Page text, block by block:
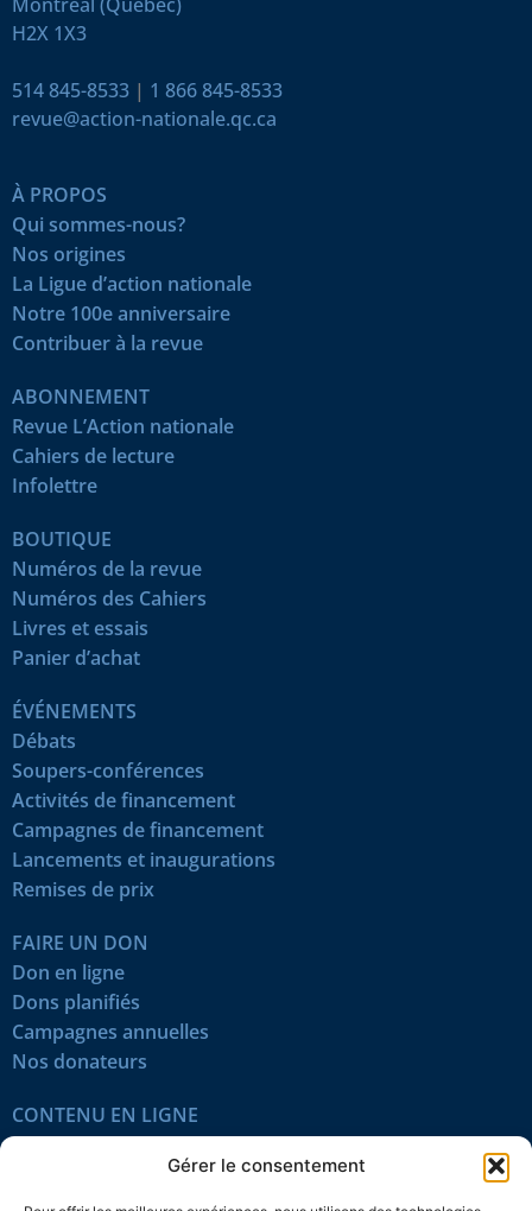
Gérer le consentement
H2X 1X3
514 845-8533 | 1 866 845-8533
revue@action-nationale.qc.ca
À PROPOS
Qui sommes-nous?
Nos origines
La Ligue d’action nationale
Notre 100e anniversaire
Contribuer à la revue
ABONNEMENT
Revue L’Action nationale
Cahiers de lecture
Infolettre
BOUTIQUE
Numéros de la revue
Numéros des Cahiers
Livres et essais
Panier d’achat
ÉVÉNEMENTS
Débats
Soupers-conférences
Activités de financement
Campagnes de financement
Lancements et inaugurations
Remises de prix
FAIRE UN DON
Don en ligne
Dons planifiés
Campagnes annuelles
Nos donateurs
CONTENU EN LIGNE
Tous les articles
Œuvres du mois